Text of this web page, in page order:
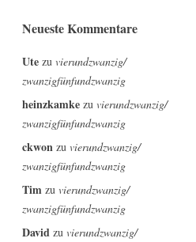
Neueste Kommentare
Ute zu vierundzwanzig/
zwanzigfünfundzwanzig
heinzkamke zu vierundzwanzig/
zwanzigfünfundzwanzig
ckwon zu vierundzwanzig/
zwanzigfünfundzwanzig
Tim zu vierundzwanzig/
zwanzigfünfundzwanzig
David zu vierundzwanzig/